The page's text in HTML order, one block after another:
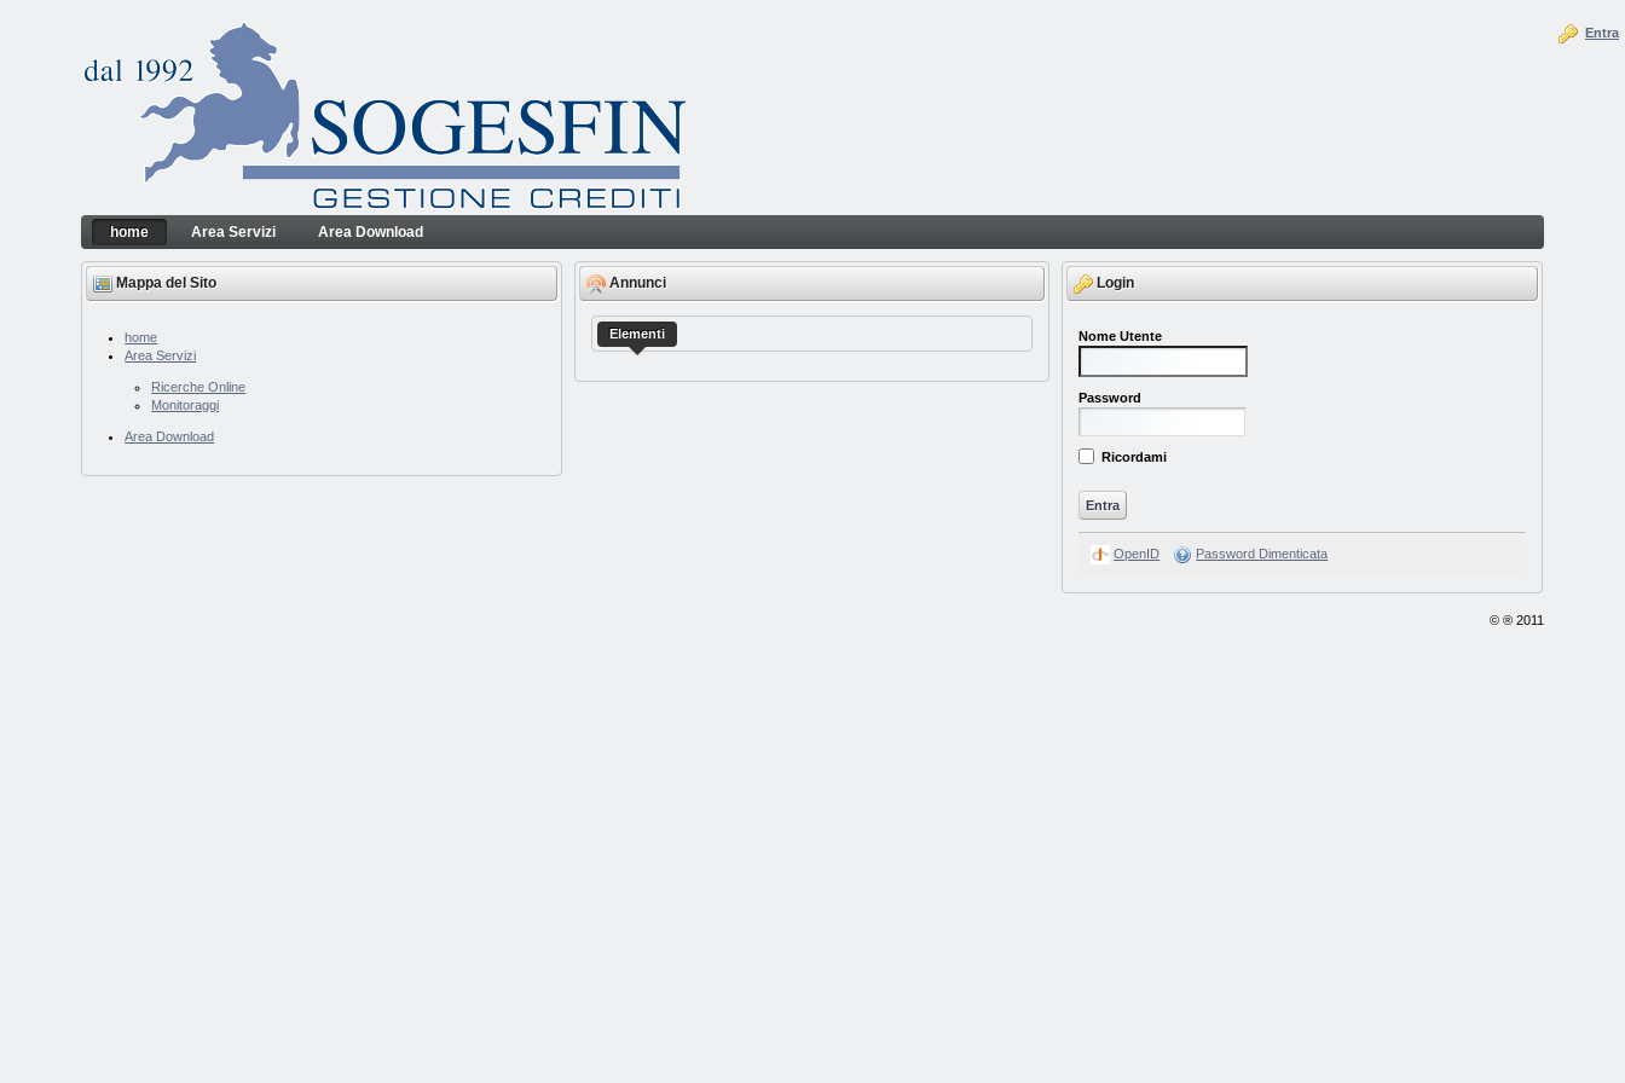
Sogesfin Srl
home
Entra
Navigazione
home Area Servizi Area Download
Mappa del Sito
home
Area Servizi
Ricerche Online
Monitoraggi
Area Download
Annunci
Elementi
Login
Nome Utente
Password
Ricordami
OpenID Password Dimenticata
© ® 2011